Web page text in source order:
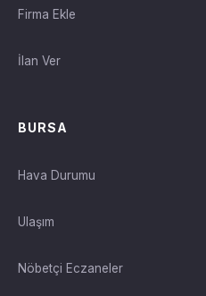
Firma Ekle
İlan Ver
BURSA
Hava Durumu
Ulaşım
Nöbetçi Eczaneler